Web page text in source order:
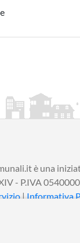
è una
- P.IVA
|Informativa